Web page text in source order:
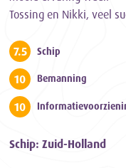
Tossing en Nikki, veel
7.5 Schip
10 Bemanning
10
Schip: Zuid-Holland